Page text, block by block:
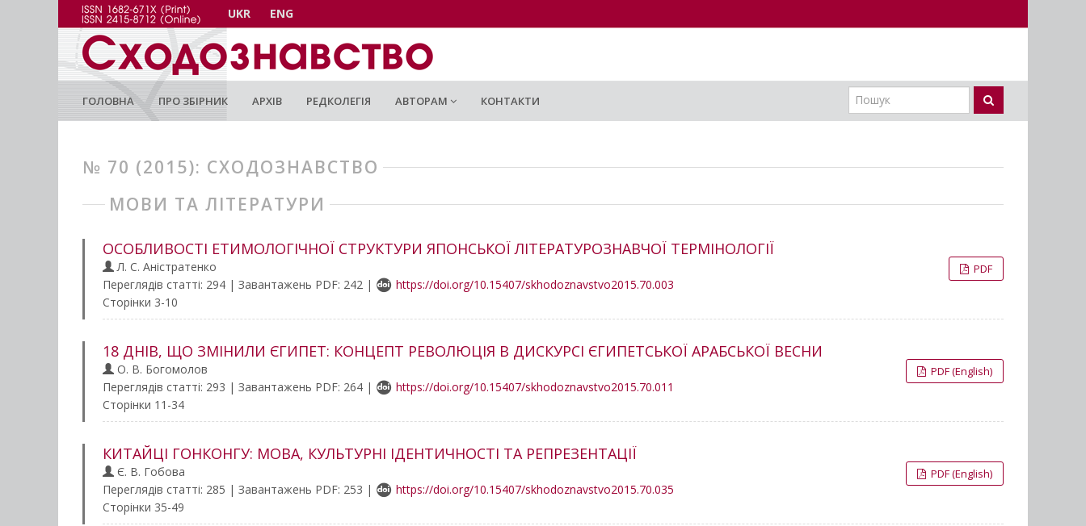
UKR ENG
ГОЛОВНА ПРО ЗБІРНИК АРХІВ РЕДКОЛЕГІЯ АВТОРАМ КОНТАКТИ
№ 70 (2015): СХОДОЗНАВСТВО
МОВИ ТА ЛІТЕРАТУРИ
ОСОБЛИВОСТІ ЕТИМОЛОГІЧНОЇ СТРУКТУРИ ЯПОНСЬКОЇ ЛІТЕРАТУРОЗНАВЧОЇ ТЕРМІНОЛОГІЇ
Л. С. Аністратенко
Переглядів статті: 294 | Завантажень PDF: 242 |
https://doi.org/10.15407/skhodoznavstvo2015.70.003
PDF
Сторінки 3-10
18 ДНІВ, ЩО ЗМІНИЛИ ЄГИПЕТ: КОНЦЕПТ РЕВОЛЮЦІЯ В ДИСКУРСІ ЄГИПЕТСЬКОЇ АРАБСЬКОЇ ВЕСНИ
О. В. Богомолов
Переглядів статті: 293 | Завантажень PDF: 264 |
https://doi.org/10.15407/skhodoznavstvo2015.70.011
PDF (English)
Сторінки 11-34
КИТАЙЦІ ГОНКОНГУ: МОВА, КУЛЬТУРНІ ІДЕНТИЧНОСТІ ТА РЕПРЕЗЕНТАЦІЇ
Є. В. Гобова
Переглядів статті: 285 | Завантажень PDF: 253 |
https://doi.org/10.15407/skhodoznavstvo2015.70.035
PDF (English)
Сторінки 35-49